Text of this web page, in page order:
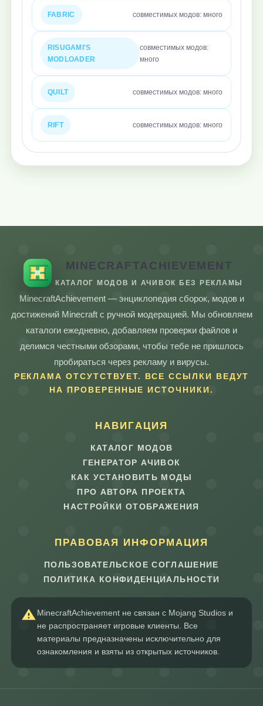
FABRIC совместимых модов: много
RISUGAMI'S
MODLOADER
совместимых модов:
много
QUILT совместимых модов: много
RIFT совместимых модов: много
MINECRAFTACHIEVEMENT
КАТАЛОГ МОДОВ И АЧИВОК БЕЗ РЕКЛАМЫ
MinecraftAchievement — энциклопедия сборок, модов и
достижений Minecraft с ручной модерацией. Мы обновляем
каталоги ежедневно, добавляем проверки файлов и
делимся честными обзорами, чтобы тебе не пришлось
пробираться через рекламу и вирусы.
РЕКЛАМА ОТСУТСТВУЕТ. ВСЕ ССЫЛКИ ВЕДУТ
НА ПРОВЕРЕННЫЕ ИСТОЧНИКИ.
НАВИГАЦИЯ
КАТАЛОГ МОДОВ
ГЕНЕРАТОР АЧИВОК
КАК УСТАНОВИТЬ МОДЫ
ПРО АВТОРА ПРОЕКТА
НАСТРОЙКИ ОТОБРАЖЕНИЯ
ПРАВОВАЯ ИНФОРМАЦИЯ
ПОЛЬЗОВАТЕЛЬСКОЕ СОГЛАШЕНИЕ
ПОЛИТИКА КОНФИДЕНЦИАЛЬНОСТИ
MinecraftAchievement не связан с Mojang Studios и
не распространяет игровые клиенты. Все
материалы предназначены исключительно для
ознакомления и взяты из открытых источников.